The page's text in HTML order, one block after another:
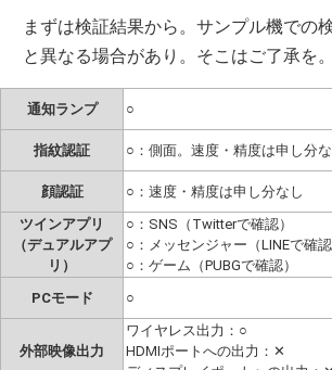
まずは検証結果から。サンプル機での
と異なる場合があり。そこはご了承を。
通知ランプ ○
指紋認証 ○：側面。速度・精度は申し分
顔認証
○：速度・精度は申し分なし
ツインアプリ
（デュアルアプ
リ）
○：SNS（Twitterで確認）
○：メッセンジャー（LINEで確認
○：ゲーム（PUBGで確認）
PCモード
○
外部映像出力
ワイヤレス出力：○
HDMIポートへの出力：✕